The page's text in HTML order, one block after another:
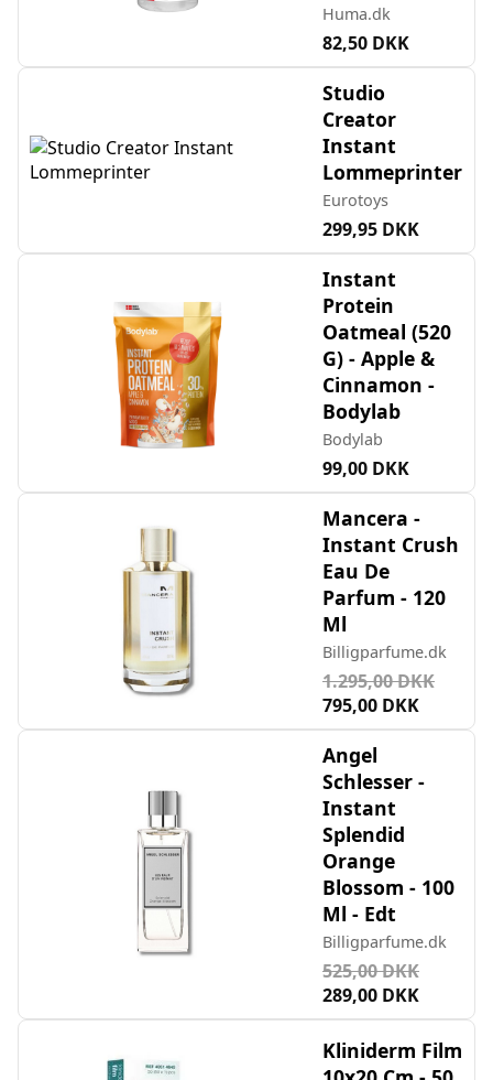
Huma.dk
82,50 DKK
Studio
Creator
Instant
Lommeprinter
Eurotoys
299,95 DKK
Instant
Protein
Oatmeal (520
G) - Apple &
Cinnamon -
Bodylab
Bodylab
99,00 DKK
Mancera -
Instant Crush
Eau De
Parfum - 120
Ml
Billigparfume.dk
1.295,00 DKK
795,00 DKK
Angel
Schlesser -
Instant
Splendid
Orange
Blossom - 100
Ml - Edt
Billigparfume.dk
525,00 DKK
289,00 DKK
Kliniderm Film